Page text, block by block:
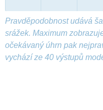
Pravděpodobnost udává
srážek. Maximum
očekávaný úhrn pak
vychází ze 40 výstupů